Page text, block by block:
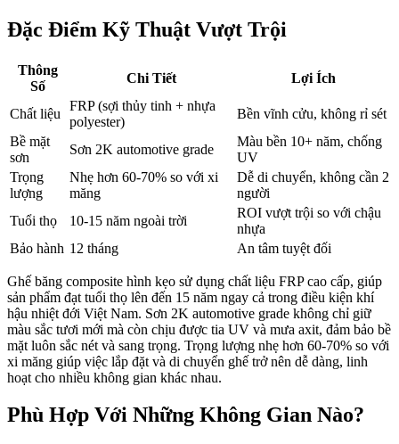
Đặc Điểm Kỹ Thuật Vượt Trội
Thông
Số
Chi Tiết Lợi Ích
Chất liệu
FRP (sợi thủy tinh + nhựa
polyester)
Bền vĩnh cửu, không rỉ sét
Bề mặt
sơn
Sơn 2K automotive grade
Màu bền 10+ năm, chống
UV
Trọng
lượng
Nhẹ hơn 60-70% so với xi
măng
Dễ di chuyển, không cần 2
người
Tuổi thọ
10-15 năm ngoài trời
ROI vượt trội so với chậu
nhựa
Bảo hành 12 tháng An tâm tuyệt đối
Ghế băng composite hình kẹo sử dụng chất liệu FRP cao cấp, giúp
sản phẩm đạt tuổi thọ lên đến 15 năm ngay cả trong điều kiện khí
hậu nhiệt đới Việt Nam. Sơn 2K automotive grade không chỉ giữ
màu sắc tươi mới mà còn chịu được tia UV và mưa axit, đảm bảo bề
mặt luôn sắc nét và sang trọng. Trọng lượng nhẹ hơn 60-70% so với
xi măng giúp việc lắp đặt và di chuyển ghế trở nên dễ dàng, linh
hoạt cho nhiều không gian khác nhau.
Phù Hợp Với Những Không Gian Nào?